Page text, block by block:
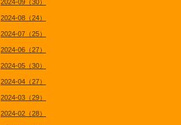
2024-09（30）
2024-08（24）
2024-07（25）
2024-06（27）
2024-05（30）
2024-04（27）
2024-03（29）
2024-02（28）